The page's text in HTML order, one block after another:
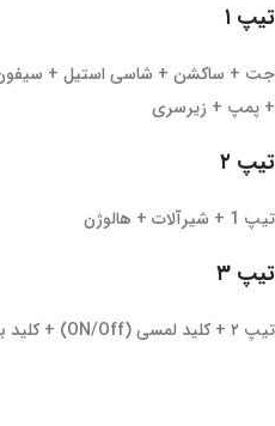
تیپ ۱
جت + ساکشن + شاسی استیل + سیفون
+ پمپ + زیرسری
تیپ ۲
تیپ 1 + شیرآلات + هالوژن
تیپ ۳
تیپ ۲ + کلید لمسی (ON/Off) + کلید بلوتوث با بلندگو